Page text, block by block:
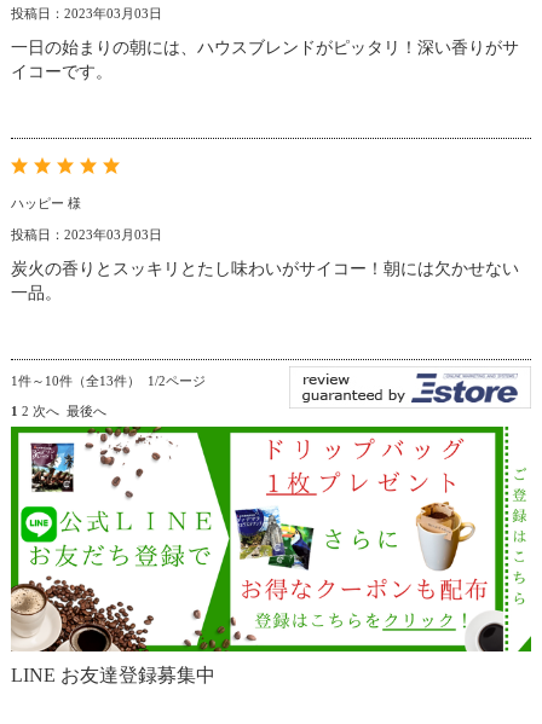
投稿日：2023年03月03日
一日の始まりの朝には、ハウスブレンドがピッタリ！深い香りがサ
イコーです。
ハッピー 様
投稿日：2023年03月03日
炭火の香りとスッキリとたし味わいがサイコー！朝には欠かせない
一品。
1件～10件（全13件） 1/2ページ
1 2 次へ 最後へ
LINE お友達登録募集中